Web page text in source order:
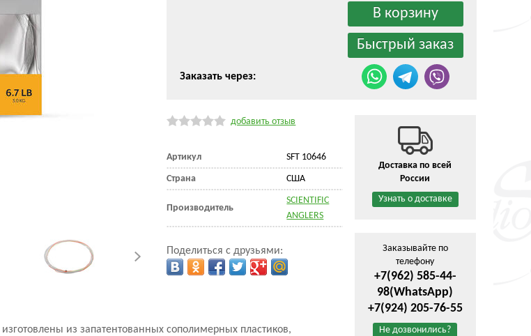
Заказать через:
добавить отзыв
Артикул SFT 10646
Страна США
Производитель
SCIENTIFIC
ANGLERS
Поделиться с друзьями:
изготовлены из запатентованных сополимерных пластиков,
Доставка по всей
России
Узнать о доставке
Заказывайте по
телефону
+7(962) 585-44-
98(WhatsApp)
+7(924) 205-76-55
Не дозвонились?